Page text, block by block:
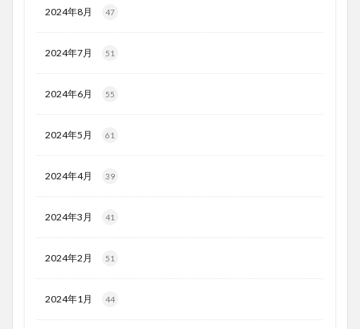
2024年8月 47
2024年7月 51
2024年6月 55
2024年5月 61
2024年4月 39
2024年3月 41
2024年2月 51
2024年1月 44